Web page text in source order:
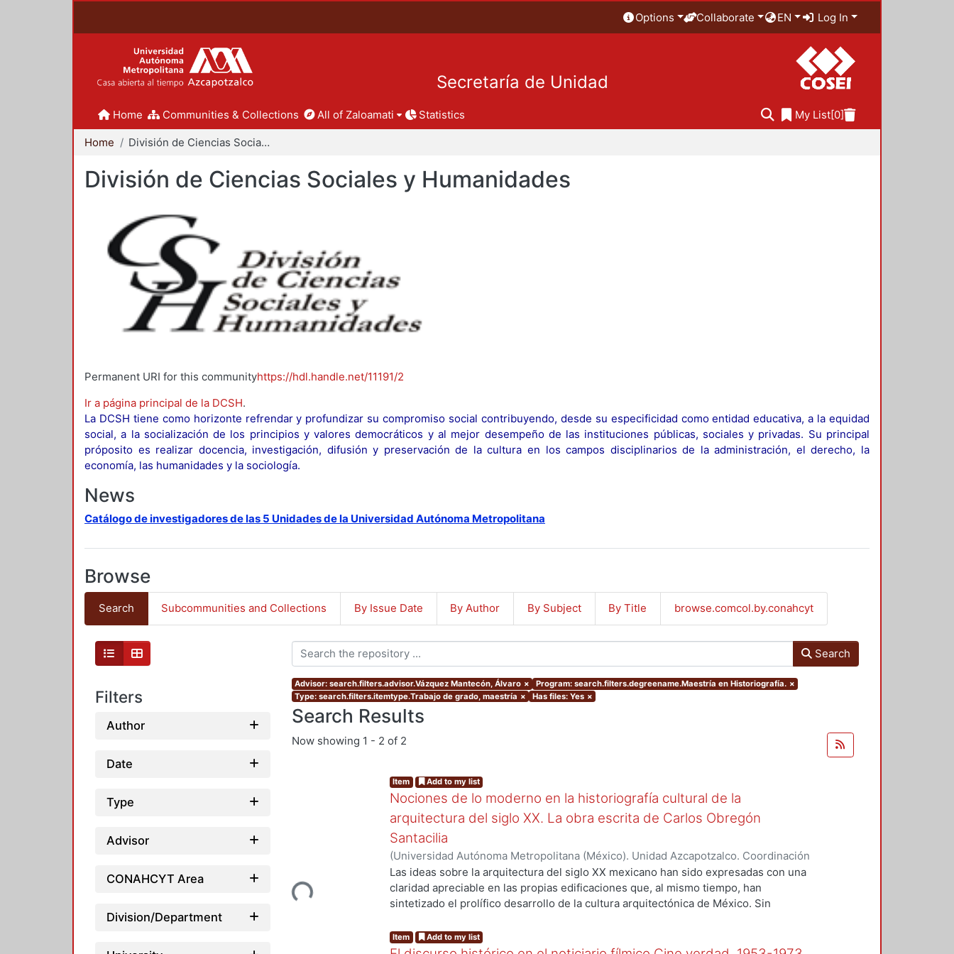
Options Collaborate EN Log In
Secretaría de Unidad
Home Communities & Collections All of Zaloamati Statistics My List[0]
Home División de Ciencias Sociales y Humanidades
División de Ciencias Sociales y Humanidades
Permanent URI for this communityhttps://hdl.handle.net/11191/2
Ir a página principal de la DCSH.
La DCSH tiene como horizonte refrendar y profundizar su compromiso social contribuyendo, desde su especificidad como entidad educativa, a la equidad
social, a la socialización de los principios y valores democráticos y al mejor desempeño de las instituciones públicas, sociales y privadas. Su principal
próposito es realizar docencia, investigación, difusión y preservación de la cultura en los campos disciplinarios de la administración, el derecho, la
economía, las humanidades y la sociología.
News
Catálogo de investigadores de las 5 Unidades de la Universidad Autónoma Metropolitana
Browse
Search Subcommunities and Collections By Issue Date By Author By Subject By Title browse.comcol.by.conahcyt
Filters
Author
Date
Type
Advisor
CONAHCYT Area
Division/Department
Search
Advisor: search.filters.advisor.Vázquez Mantecón, Álvaro × Program: search.filters.degreename.Maestría en Historiografía. ×
Type: search.filters.itemtype.Trabajo de grado, maestría × Has files: Yes ×
Search Results
Now showing 1 - 2 of 2
Loading...
Item Add to my list
Nociones de lo moderno en la historiografía cultural de la
arquitectura del siglo XX. La obra escrita de Carlos Obregón
Santacilia
(Universidad Autónoma Metropolitana (México). Unidad Azcapotzalco. Coordinación
de Servicios de Información.,2012-02)Cebey Montes de Oca, Georgina
Las ideas sobre la arquitectura del siglo XX mexicano han sido expresadas con una
claridad apreciable en las propias edificaciones que, al mismo tiempo, han
sintetizado el prolífico desarrollo de la cultura arquitectónica de México. Sin
sustento material -casi testimonial— del despliegue de una serie de circunstancias
sociales, políticas y culturales. Ese conglomerado intelectual, el sustento
Item Add to my list